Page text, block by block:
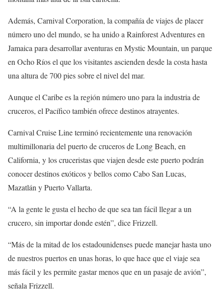
Además, Carnival Corporation, la compañía de viajes de placer
número uno del mundo, se ha unido a Rainforest Adventures en
Jamaica para desarrollar aventuras en Mystic Mountain, un parque
en Ocho Ríos el que los visitantes ascienden desde la costa hasta
una altura de 700 pies sobre el nivel del mar.
Aunque el Caribe es la región número uno para la industria de
cruceros, el Pacífico también ofrece destinos atrayentes.
Carnival Cruise Line terminó recientemente una renovación
multimillonaria del puerto de cruceros de Long Beach, en
California, y los cruceristas que viajen desde este puerto podrán
conocer destinos exóticos y bellos como Cabo San Lucas,
Mazatlán y Puerto Vallarta.
“A la gente le gusta el hecho de que sea tan fácil llegar a un
crucero, sin importar donde estén”, dice Frizzell.
“Más de la mitad de los estadounidenses puede manejar hasta uno
de nuestros puertos en unas horas, lo que hace que el viaje sea
más fácil y les permite gastar menos que en un pasaje de avión”,
señala Frizzell.